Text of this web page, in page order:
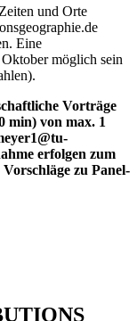
und Orte
Eine
möglich sein
Vorträge
min) von max. 1
erfolgen zum
zu Panel-